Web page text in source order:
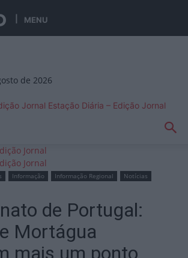
MENU
de 2026
Estação Diária – Edição Jornal
Informação Informação Regional
Notícias
de Portugal:
Mortágua
mais um ponto